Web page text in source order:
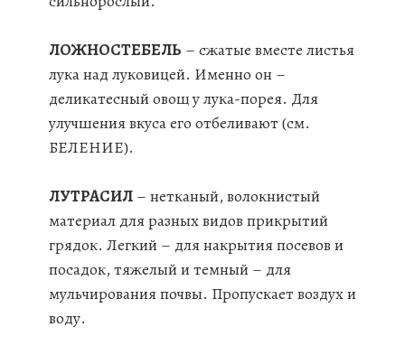
ЛОЖНОСТЕБЕЛЬ – сжатые вместе листья
лука над луковицей. Именно он –
деликатесный овощ у лука-порея. Для
улучшения вкуса его отбеливают (см.
БЕЛЕНИЕ).
ЛУТРАСИЛ – нетканый, волокнистый
материал для разных видов прикрытий
грядок. Легкий – для накрытия посевов и
посадок, тяжелый и темный – для
мульчирования почвы. Пропускает воздух и
воду.